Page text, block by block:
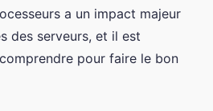
a un impact majeur
des serveurs, et il est
pour faire le bon